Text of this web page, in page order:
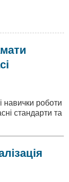
навички роботи
стандарти та